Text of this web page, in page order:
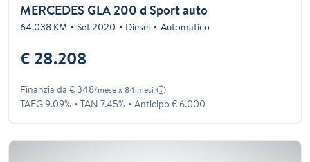
MERCEDES GLA 200 d Sport auto
64.038 KM Set 2020 Diesel Automatico
€ 28.208
Finanzia da € 348/mese x 84 mesi
TAEG 9.09% TAN 7.45% Anticipo € 6.000